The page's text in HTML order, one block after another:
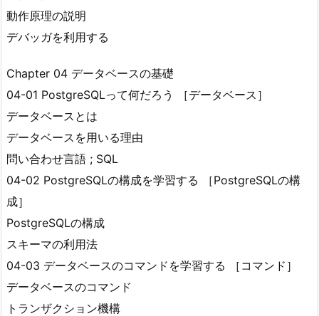
動作原理の説明
デバッガを利用する
Chapter 04 データベースの基礎
04-01 PostgreSQLって何だろう ［データベース］
データベースとは
データベースを用いる理由
問い合わせ言語 ; SQL
04-02 PostgreSQLの構成を学習する ［PostgreSQLの構
成］
PostgreSQLの構成
スキーマの利用法
04-03 データベースのコマンドを学習する ［コマンド］
データベースのコマンド
トランザクション機構